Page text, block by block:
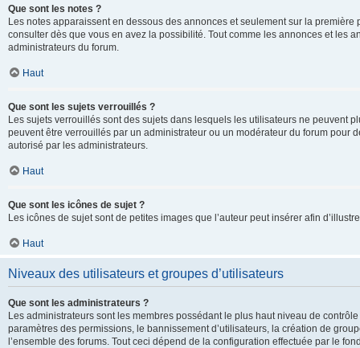
Que sont les notes ?
Les notes apparaissent en dessous des annonces et seulement sur la
consulter dès que vous en avez la possibilité. Tout comme les annonces et les
administrateurs du forum.
Haut
Que sont les sujets verrouillés ?
Les sujets verrouillés sont des sujets dans lesquels les utilisateurs ne peuvent
peuvent être verrouillés par un administrateur ou un modérateur du forum pour
autorisé par les administrateurs.
Haut
Que sont les icônes de sujet ?
Les icônes de sujet sont de petites images que l’auteur peut insérer afin
Haut
Niveaux des utilisateurs et groupes d’utilisateurs
Que sont les administrateurs ?
Les administrateurs sont les membres possédant le plus haut niveau de
paramètres des permissions, le bannissement d’utilisateurs, la création de
l’ensemble des forums. Tout ceci dépend de la configuration effectuée par le